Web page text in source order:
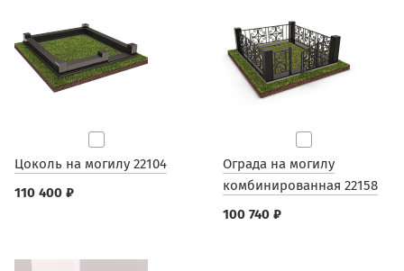
Цоколь на могилу 22104
110 400 ₽
Ограда на могилу
комбинированная 22158
100 740 ₽